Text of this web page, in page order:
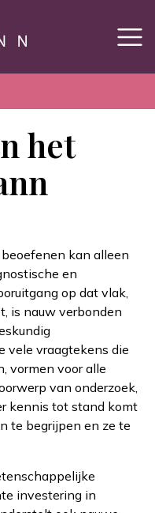
het
beoefenen kan alleen
en
op dat vlak,
is nauw verbonden
vele vraagtekens die
vormen voor alle
van onderzoek,
kennis tot stand komt
te begrijpen en ze te
investering in